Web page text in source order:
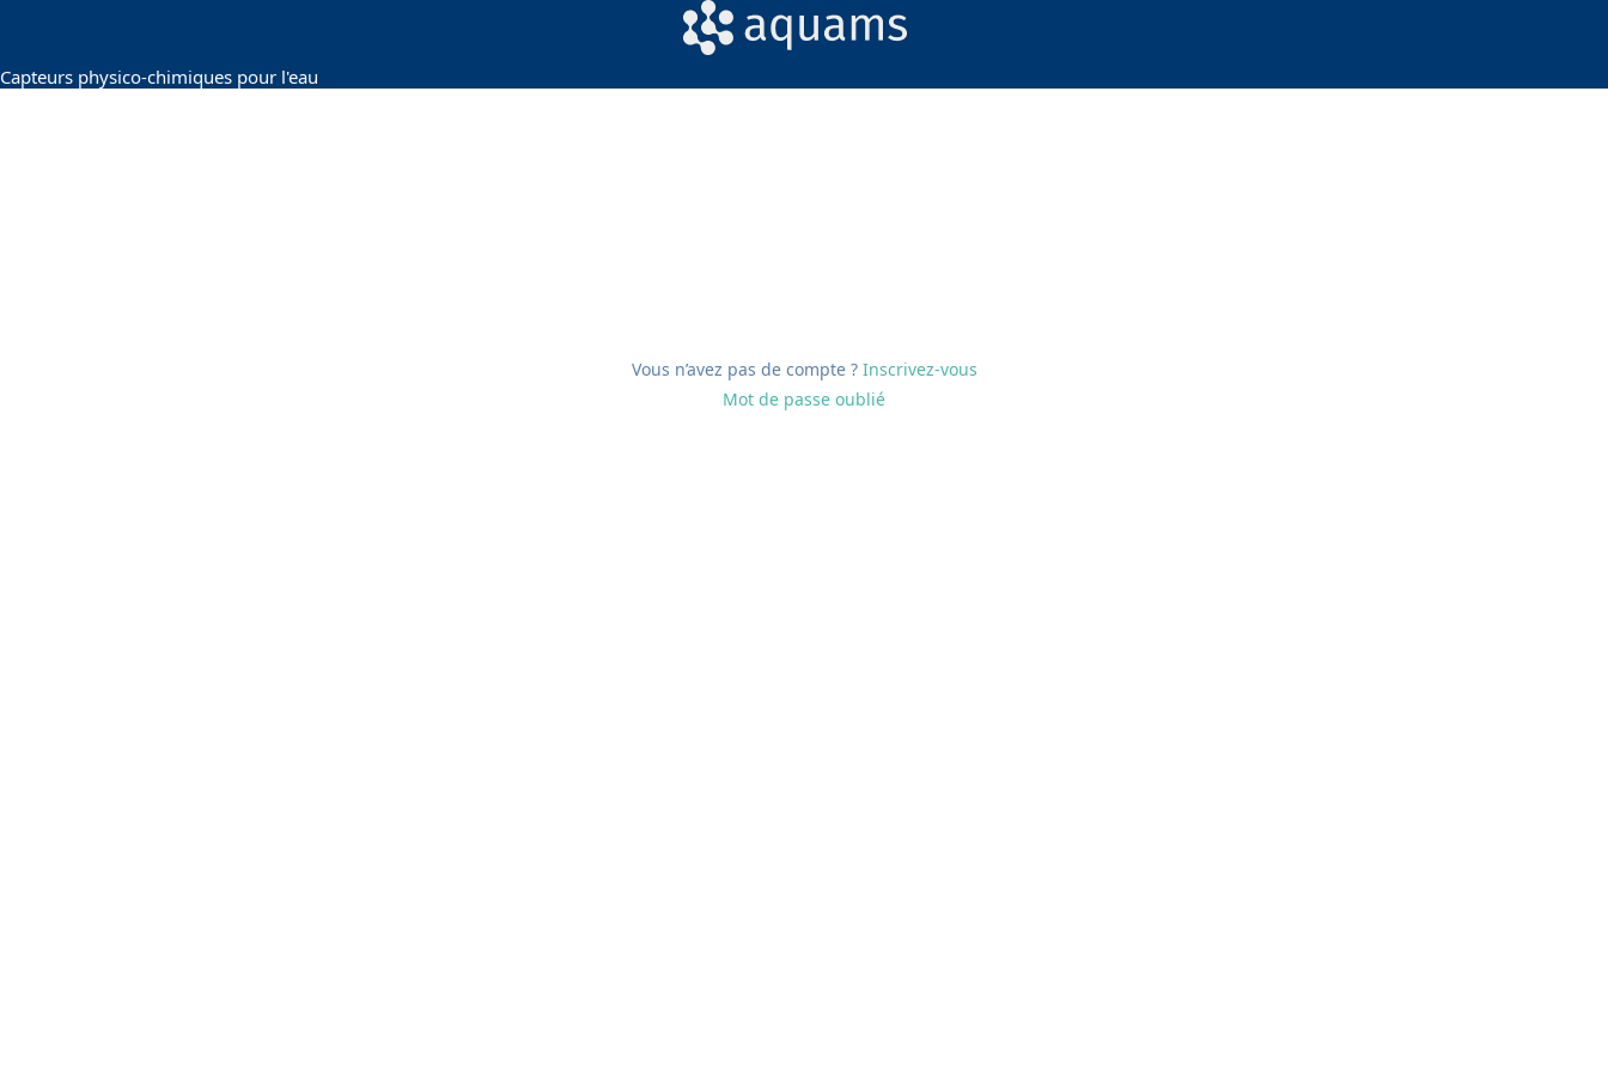
Capteurs physico-chimiques pour l'eau
Vous n’avez pas de compte ? Inscrivez-vous
Mot de passe oublié